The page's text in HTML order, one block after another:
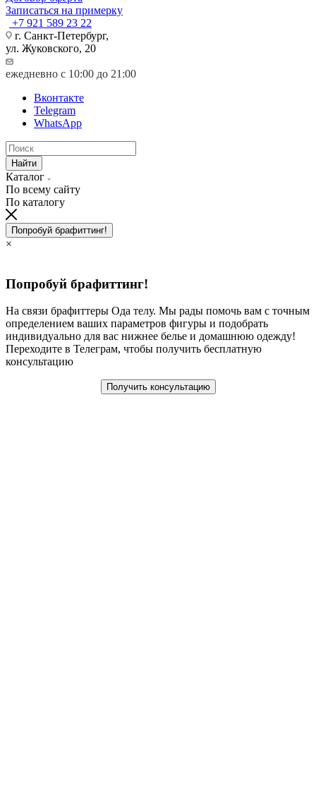
Записаться на примерку
+7 921 589 23 22
г. Санкт-Петербург,
ул. Жуковского, 20
ежедневно с 10:00 до 21:00
Вконтакте
Telegram
WhatsApp
Найти
Каталог
По всему сайту
По каталогу
Попробуй брафиттинг!
×
Попробуй брафиттинг!
На связи брафиттеры Ода телу. Мы рады помочь вам с точным
определением ваших параметров фигуры и подобрать
индивидуально для вас нижнее белье и домашнюю одежду!
Переходите в Телеграм, чтобы получить бесплатную
консультацию
Получить консультацию